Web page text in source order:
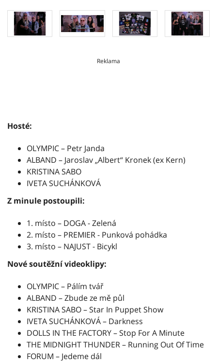
Reklama
Hosté:
OLYMPIC – Petr Janda
ALBAND – Jaroslav „Albert“ Kronek (ex Kern)
KRISTINA SABO
IVETA SUCHÁNKOVÁ
Z minule postoupili:
1. místo – DOGA - Zelená
2. místo – PREMIER - Punková pohádka
3. místo – NAJUST - Bicykl
Nové soutěžní videoklipy:
OLYMPIC – Pálím tvář
ALBAND – Zbude ze mě půl
KRISTINA SABO – Star In Puppet Show
IVETA SUCHÁNKOVÁ – Darkness
DOLLS IN THE FACTORY – Stop For A Minute
THE MIDNIGHT THUNDER – Running Out Of Time
FORUM – Jedeme dál